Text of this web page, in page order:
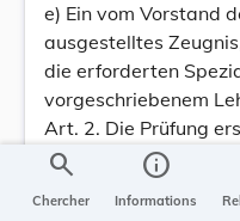
e) Ein vom Vorstand
ausgestelltes
die erforderten
vorgeschriebenem
Art. 2. Die Prüfung
Fächer:
I. Allgemeinbildung:
search
Chercher
info
Informations